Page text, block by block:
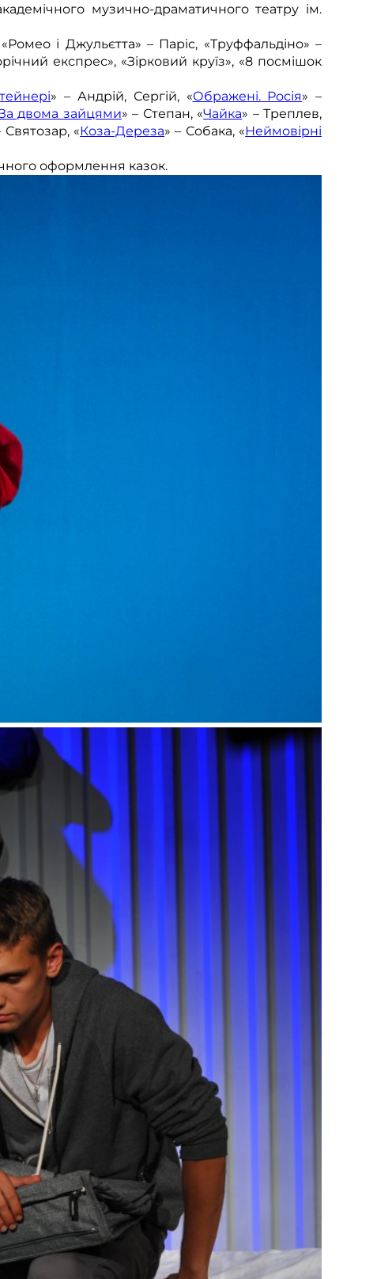
музично-драматичного театру ім.
і Джульєтта» – Паріс, «Труффальдіно» –
експрес», «Зірковий круїз», «8 посмішок
» – Андрій, Сергій, «Ображені. Росія» –
двома зайцями» – Степан, «Чайка» – Треплев,
Святозар, «Коза-Дереза» – Собака, «Неймовірні
оформлення казок.